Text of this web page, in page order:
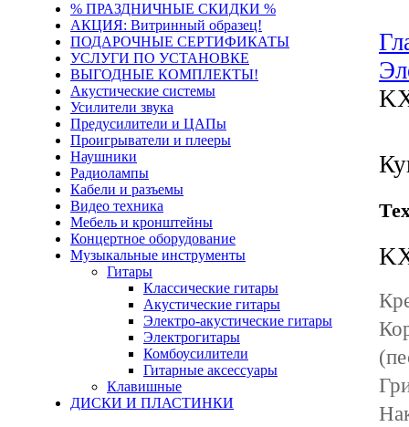
% ПРАЗДНИЧНЫЕ СКИДКИ %
АКЦИЯ: Витринный образец!
ПОДАРОЧНЫЕ СЕРТИФИКАТЫ
УСЛУГИ ПО УСТАНОВКЕ
ВЫГОДНЫЕ КОМПЛЕКТЫ!
Акустические системы
Усилители звука
Предусилители и ЦАПы
Проигрыватели и плееры
Наушники
Радиолампы
Кабели и разъемы
Видео техника
Мебель и кронштейны
Концертное оборудование
Музыкальные инструменты
Гитары
Классические гитары
Акустические гитары
Электро-акустические гитары
Электрогитары
Комбоусилители
Гитарные аксессуары
Клавишные
ДИСКИ И ПЛАСТИНКИ